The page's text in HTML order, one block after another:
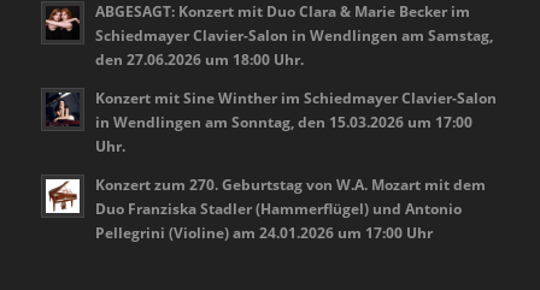
ABGESAGT: Konzert mit Duo Clara & Marie Becker im
Schiedmayer Clavier-Salon in Wendlingen am Samstag,
den 27.06.2026 um 18:00 Uhr.
Konzert mit Sine Winther im Schiedmayer Clavier-Salon
in Wendlingen am Sonntag, den 15.03.2026 um 17:00
Uhr.
Konzert zum 270. Geburtstag von W.A. Mozart mit dem
Duo Franziska Stadler (Hammerflügel) und Antonio
Pellegrini (Violine) am 24.01.2026 um 17:00 Uhr